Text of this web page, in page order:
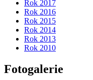
Rok 2017
Rok 2016
Rok 2015
Rok 2014
Rok 2013
Rok 2010
Fotogalerie